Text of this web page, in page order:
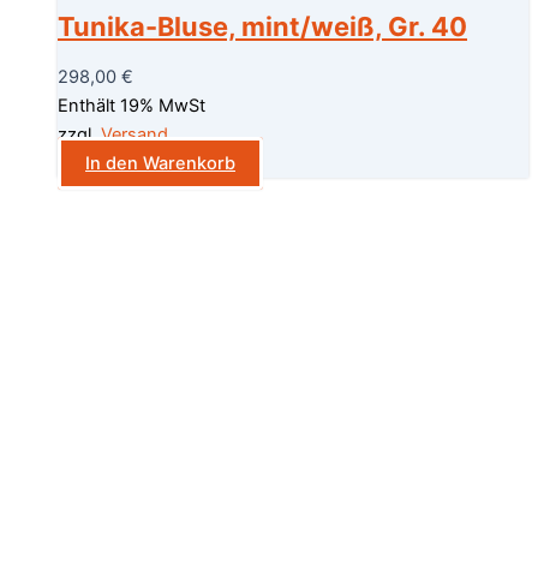
Tunika-Bluse, mint/weiß, Gr. 40
298,00 €
Enthält 19% MwSt
zzgl. Versand
In den Warenkorb